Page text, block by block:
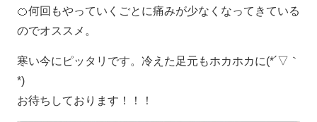
🍊何回もやっていくごとに痛みが少なくなってきている
のでオススメ。
寒い今にピッタリです。冷えた足元もホカホカに(*´▽｀
*)
お待ちしております！！！